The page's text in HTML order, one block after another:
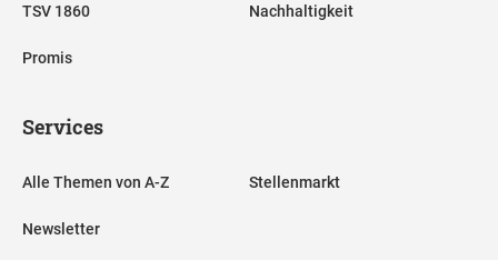
TSV 1860
Promis
Nachhaltigkeit
Services
Alle Themen von A-Z
Newsletter
Stellenmarkt